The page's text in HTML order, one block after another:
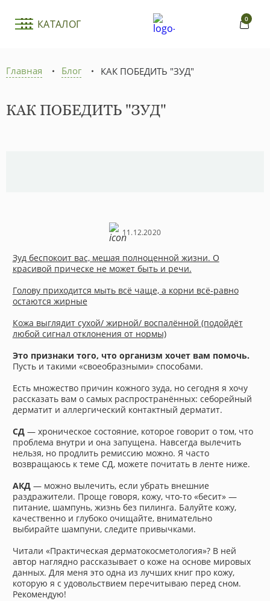
КАТАЛОГ 0
Главная Блог КАК ПОБЕДИТЬ "ЗУД"
КАК ПОБЕДИТЬ "ЗУД"
11.12.2020
Зуд беспокоит вас, мешая полноценной жизни. О
красивой прическе не может быть и речи.
Голову приходится мыть всё чаще, а корни всё-равно
остаются жирные
Кожа выглядит сухой/ жирной/ воспалённой (подойдёт
любой сигнал отклонения от нормы)
Это признаки того, что организм хочет вам помочь.
Пусть и такими «своеобразными» способами.
Есть множество причин кожного зуда, но сегодня я хочу
рассказать вам о самых распространённых: себорейный
дерматит и аллергический контактный дерматит.
СД — хроническое состояние, которое говорит о том, что
проблема внутри и она запущена. Навсегда вылечить
нельзя, но продлить ремиссию можно. Я часто
возвращаюсь к теме СД, можете почитать в ленте ниже.
АКД— можно вылечить, если убрать внешние
раздражители. Проще говоря, кожу, что-то «бесит» —
питание, шампунь, жизнь без пилинга. Балуйте кожу,
качественно и глубоко очищайте, внимательно
выбирайте шампуни, следите привычками.
Читали «Практическая дерматокосметология»? В ней
автор наглядно рассказывает о коже на основе мировых
данных. Для меня это одна из лучших книг про кожу,
которую я с удовольствием перечитываю перед сном.
Рекомендую!